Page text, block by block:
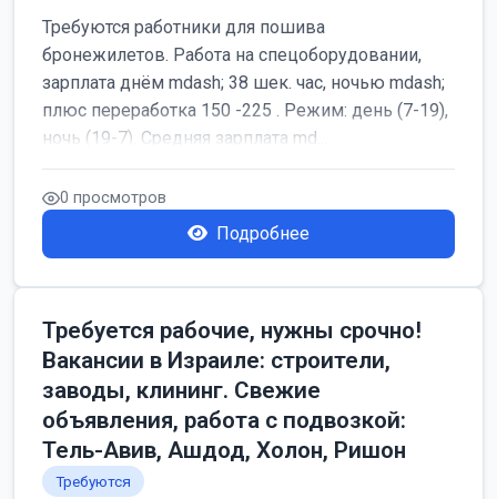
Требуются работники для пошива
бронежилетов. Работа на спецоборудовании,
зарплата днём mdash; 38 шек. час, ночью mdash;
плюс переработка 150 -225 . Режим: день (7-19),
ночь (19-7). Средняя зарплата md...
0 просмотров
Подробнее
Требуется рабочие, нужны срочно!
Вакансии в Израиле: строители,
заводы, клининг. Свежие
объявления, работа с подвозкой:
Тель-Авив, Ашдод, Холон, Ришон
Требуются